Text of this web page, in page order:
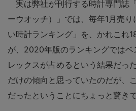
実は弊社が刊行する時計専門誌
ーウオッチ）」では、毎年1月売
い時計ランキング」を、かれこれ
が、2020年版のランキングではベ
レックスが占めるという結果だっ
だけの傾向と思っていたのだが、
だったということにちょっと驚きで